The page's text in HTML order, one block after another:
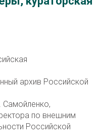
архив Российской
по внешним
Российской